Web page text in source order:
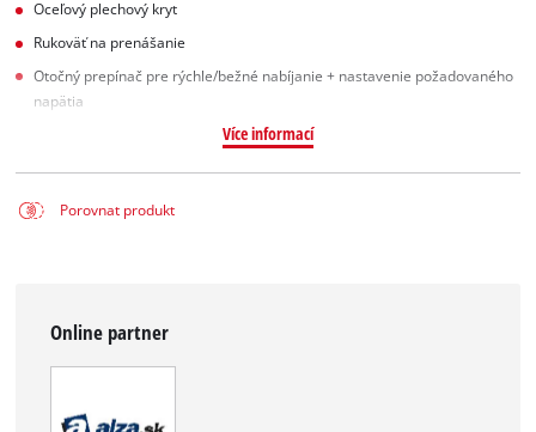
Oceľový plechový kryt
Rukoväť na prenášanie
Otočný prepínač pre rýchle/bežné nabíjanie + nastavenie požadovaného
napätia
Více informací
Porovnat produkt
Online partner